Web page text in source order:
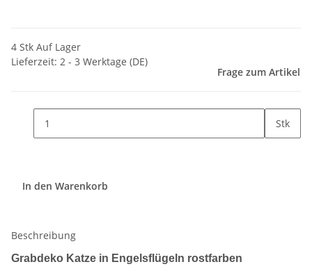
4 Stk Auf Lager
Lieferzeit: 2 - 3 Werktage (DE)
Frage zum Artikel
Stk
In den Warenkorb
Beschreibung
Grabdeko Katze in Engelsflügeln rostfarben